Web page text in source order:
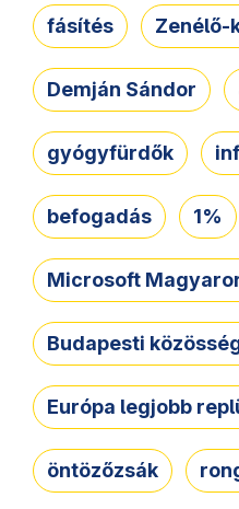
fásítés Zenélő-
Demján Sándor
gyógyfürdők
befogadás 1%
Microsoft
Budapesti
Európa legjobb
öntözőzsák